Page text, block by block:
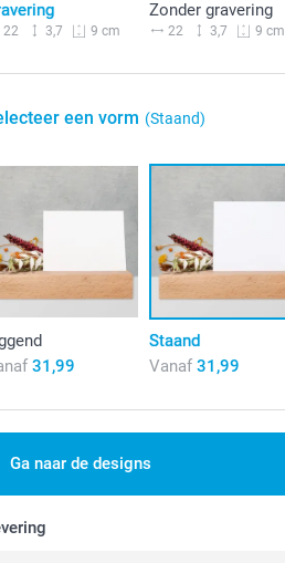
22 3,7 9 cm
Zonder gravering
22 3,7 9 cm
een vorm (Staand)
31,99
Staand
Vanaf 31,99
Ga naar de designs